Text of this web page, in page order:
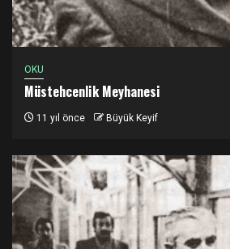
OKU
Müstehcenlik Meyhanesi
11 yıl önce Büyük Keyif